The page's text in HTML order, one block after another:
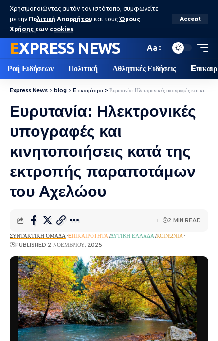
Χρησιμοποιώντας αυτόν τον ιστότοπο, συμφωνείτε
με την Πολιτική Απορρήτου και τους Όρους
Χρήσης των cookies.
Accept
EXPRESS NEWS Aa
Ροή Ειδήσεων Πολιτική Αθλητικές Ειδήσεις
Express News > blog > Eπικαιρότητα > Ευρυτανία: Ηλεκτρονικές υπογραφές και κινητοποιήσεις κατά της εκτροπής παραποτάμων του Αχελώου
Ευρυτανία: Ηλεκτρονικές
υπογραφές και
κινητοποιήσεις κατά της
εκτροπής παραποτάμων
του Αχελώου
ΣΥΝΤΑΚΤΙΚΉ ΟΜΆΔΑ EΠΙΚΑΙΡΌΤΗΤΑ ΔΥΤΙΚΉ ΕΛΛΆΔΑ ΚΟΙΝΩΝΊΑ
PUBLISHED 2 ΝΟΕΜΒΡΊΟΥ, 2025
2 MIN READ